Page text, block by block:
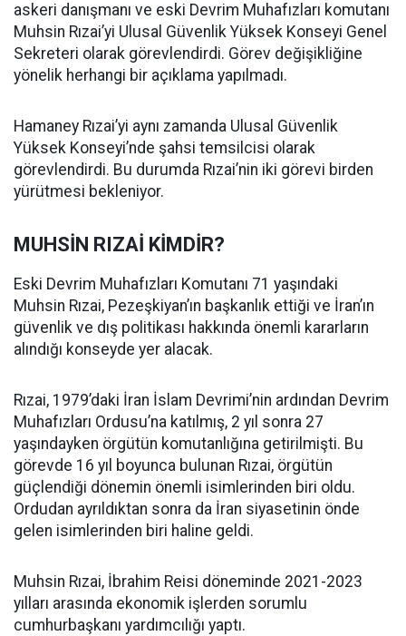
askeri danışmanı ve eski Devrim Muhafızları komutanı
Muhsin Rızai’yi Ulusal Güvenlik Yüksek Konseyi Genel
Sekreteri olarak görevlendirdi. Görev değişikliğine
yönelik herhangi bir açıklama yapılmadı.
Hamaney Rızai’yi aynı zamanda Ulusal Güvenlik
Yüksek Konseyi’nde şahsi temsilcisi olarak
görevlendirdi. Bu durumda Rızai’nin iki görevi birden
yürütmesi bekleniyor.
MUHSİN RIZAİ KİMDİR?
Eski Devrim Muhafızları Komutanı 71 yaşındaki
Muhsin Rızai, Pezeşkiyan’ın başkanlık ettiği ve İran’ın
güvenlik ve dış politikası hakkında önemli kararların
alındığı konseyde yer alacak.
Rızai, 1979’daki İran İslam Devrimi’nin ardından Devrim
Muhafızları Ordusu’na katılmış, 2 yıl sonra 27
yaşındayken örgütün komutanlığına getirilmişti. Bu
görevde 16 yıl boyunca bulunan Rızai, örgütün
güçlendiği dönemin önemli isimlerinden biri oldu.
Ordudan ayrıldıktan sonra da İran siyasetinin önde
gelen isimlerinden biri haline geldi.
Muhsin Rızai, İbrahim Reisi döneminde 2021-2023
yılları arasında ekonomik işlerden sorumlu
cumhurbaşkanı yardımcılığı yaptı.